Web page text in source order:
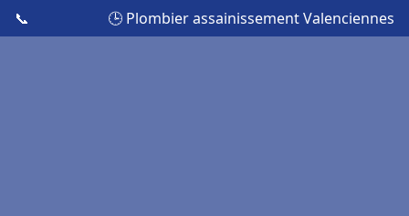
📞 🕒 Plombier assainissement Valenciennes